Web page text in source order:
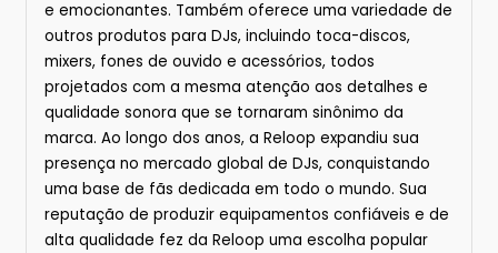
e emocionantes. Também oferece uma variedade de
outros produtos para DJs, incluindo toca-discos,
mixers, fones de ouvido e acessórios, todos
projetados com a mesma atenção aos detalhes e
qualidade sonora que se tornaram sinônimo da
marca. Ao longo dos anos, a Reloop expandiu sua
presença no mercado global de DJs, conquistando
uma base de fãs dedicada em todo o mundo. Sua
reputação de produzir equipamentos confiáveis e de
alta qualidade fez da Reloop uma escolha popular